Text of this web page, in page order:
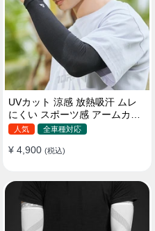
UVカット 涼感 放熱吸汗 ムレ
にくい スポーツ感 アームカバ
ー 男女汎用
人気 全車種対応
¥ 4,900 (税込)